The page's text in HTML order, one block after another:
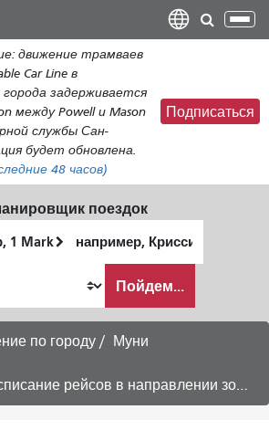
общему
содержанию
движение трамваев
Car Line в
задерживается
между Powell и Mason
службы Сан-
будет обновлена.
48 часов)
Подписаться
поездок
окончания
хочу
путешествовать
Пойдем...
по городу
Муни
в направлении зоопарка Сан-Франциско - субботний рейс